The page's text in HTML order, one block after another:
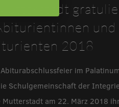
Mutterstadt
und
2018
im
Schulgemeinschaft der
Mutterstadt am 22. März 2018